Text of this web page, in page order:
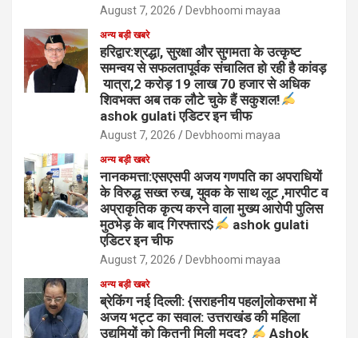
August 7, 2026 Devbhoomi mayaa
अन्य बड़ी खबरे
हरिद्वार:श्रद्धा, सुरक्षा और सुगमता के उत्कृष्ट
समन्वय से सफलतापूर्वक संचालित हो रही है कांवड़
यात्रा,2 करोड़ 19 लाख 70 हजार से अधिक
शिवभक्त अब तक लौटे चुके हैं सकुशल!
ashok gulati एडिटर इन चीफ
August 7, 2026 Devbhoomi mayaa
अन्य बड़ी खबरे
नानकमत्ता:एसएसपी अजय गणपति का अपराधियों
के विरुद्ध सख्त रुख, युवक के साथ लूट ,मारपीट व
अप्राकृतिक कृत्य करने वाला मुख्य आरोपी पुलिस
मुठभेड़ के बाद गिरफ्तार$
ashok gulati
एडिटर इन चीफ
August 7, 2026 Devbhoomi mayaa
अन्य बड़ी खबरे
ब्रेकिंग नई दिल्ली: {सराहनीय पहल]लोकसभा में
अजय भट्ट का सवाल: उत्तराखंड की महिला
उद्यमियों को कितनी मिली मदद?
Ashok